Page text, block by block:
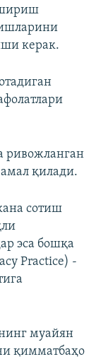
керак.
ривожланган
қилади.
сотиш
эса бошқа
Practice) -
муайян
қимматбаҳо